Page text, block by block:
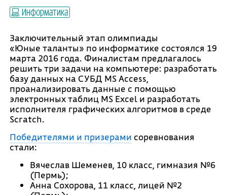
Информатика
Заключительный этап олимпиады
«Юные таланты» по информатике состоялся 19
марта 2016 года. Финалистам предлагалось
решить три задачи на компьютере: разработать
базу данных на СУБД MS Access,
проанализировать данные с помощью
электронных таблиц MS Excel и разработать
исполнителя графических алгоритмов в среде
Scratch.
Победителями и призерами соревнования
стали:
Вячеслав Шеменев, 10 класс, гимназия №6
(Пермь);
Анна Сохорова, 11 класс, лицей №2